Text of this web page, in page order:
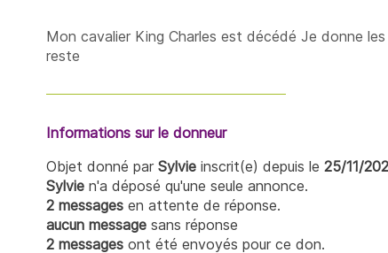
Mon cavalier King Charles est décédé Je donne
reste
Informations sur le donneur
Objet donné par Sylvie inscrit(e) depuis le 25/11/
Sylvie n'a déposé qu'une seule annonce.
2 messages en attente de réponse.
aucun message sans réponse
2 messages ont été envoyés pour ce don.